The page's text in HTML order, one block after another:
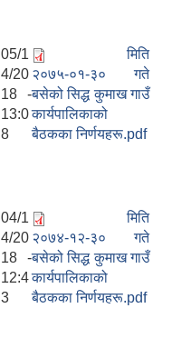
05/1
4/20
18 -
13:0
8
मिति
२०७५-०१-३० गते
बसेको सिद्ध कुमाख गाउँ
कार्यपालिकाको
बैठकका निर्णयहरू.pdf
04/1
4/20
18 -
12:4
3
मिति
२०७४-१२-३० गते
बसेको सिद्ध कुमाख गाउँ
कार्यपालिकाको
बैठकका निर्णयहरू.pdf